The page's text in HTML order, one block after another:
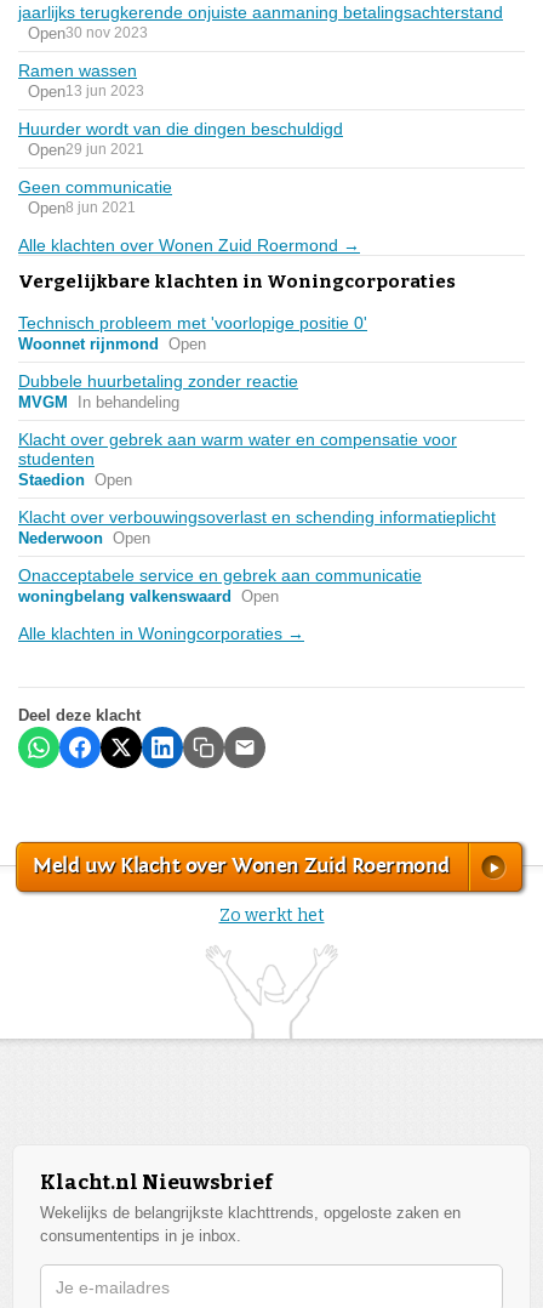
jaarlijks terugkerende onjuiste aanmaning betalingsachterstand
Open30 nov 2023
Ramen wassen
Open13 jun 2023
Huurder wordt van die dingen beschuldigd
Open29 jun 2021
Geen communicatie
Open8 jun 2021
Alle klachten over Wonen Zuid Roermond →
Vergelijkbare klachten in Woningcorporaties
Technisch probleem met 'voorlopige positie 0'
Woonnet rijnmond Open
Dubbele huurbetaling zonder reactie
MVGM In behandeling
Klacht over gebrek aan warm water en compensatie voor
studenten
Staedion Open
Klacht over verbouwingsoverlast en schending informatieplicht
Nederwoon Open
Onacceptabele service en gebrek aan communicatie
woningbelang valkenswaard Open
Alle klachten in Woningcorporaties →
Deel deze klacht
Meld uw Klacht over Wonen Zuid Roermond
Zo werkt het
Klacht.nl Nieuwsbrief
Wekelijks de belangrijkste klachttrends, opgeloste zaken en
consumententips in je inbox.